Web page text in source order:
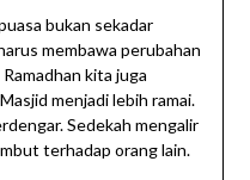
bukan sekadar
membawa perubahan
kita juga
menjadi lebih ramai.
Sedekah mengalir
terhadap orang lain.